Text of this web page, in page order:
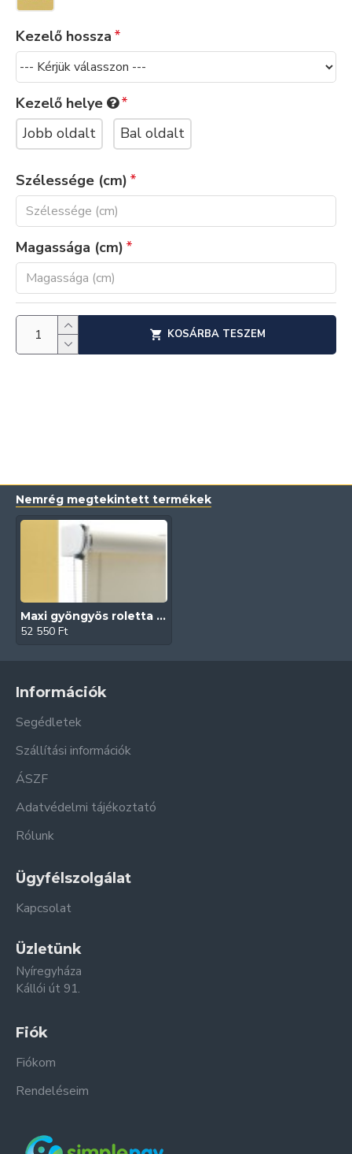
Kezelő hossza
Kezelő helye
Jobb oldalt
Bal oldalt
Szélessége (cm)
Magassága (cm)
KOSÁRBA TESZEM
Nemrég megtekintett termékek
Maxi gyöngyös roletta (Gemma)
52 550 Ft
Információk
Segédletek
Szállítási információk
ÁSZF
Adatvédelmi tájékoztató
Rólunk
Ügyfélszolgálat
Kapcsolat
Üzletünk
Nyíregyháza
Kállói út 91.
Fiók
Fiókom
Rendeléseim